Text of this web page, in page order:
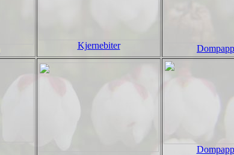
Kjernebiter